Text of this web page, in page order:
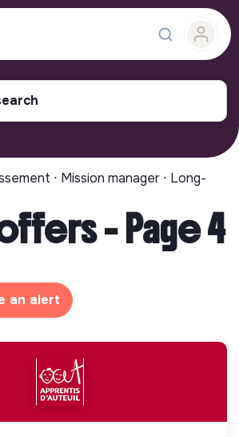
⋅ Mission manager ⋅ Long-
- Page 4
an alert